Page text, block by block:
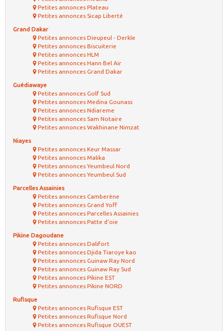
Petites annonces Plateau
Petites annonces Sicap Liberté
Grand Dakar
Petites annonces Dieupeul - Derkle
Petites annonces Biscuiterie
Petites annonces HLM
Petites annonces Hann Bel Air
Petites annonces Grand Dakar
Guédiawaye
Petites annonces Golf Sud
Petites annonces Medina Gounass
Petites annonces Ndiareme
Petites annonces Sam Notaire
Petites annonces Wakhinane Nimzat
Niayes
Petites annonces Keur Massar
Petites annonces Malika
Petites annonces Yeumbeul Nord
Petites annonces Yeumbeul Sud
Parcelles Assainies
Petites annonces Camberène
Petites annonces Grand Yoff
Petites annonces Parcelles Assainies
Petites annonces Patte d'oie
Pikine Dagoudane
Petites annonces Dalifort
Petites annonces Djida Tiaroye kao
Petites annonces Guinaw Ray Nord
Petites annonces Guinaw Ray Sud
Petites annonces Pikine EST
Petites annonces Pikine NORD
Rufisque
Petites annonces Rufisque EST
Petites annonces Rufisque Nord
Petites annonces Rufisque OUEST